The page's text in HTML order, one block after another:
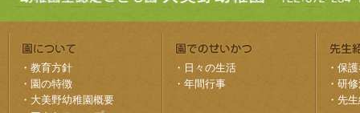
・ 教育方針
・ 園の特徴
・ 大美野幼稚園概要
・ 日々の生活
・ 年間行事
・ 保
・ 研
・ 先